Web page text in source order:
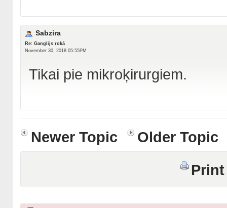
Sabzira
Re: Ganglijs rokā
November 30, 2018 05:55PM
Tikai pie mikroķirurgiem.
Newer Topic
Older Topic